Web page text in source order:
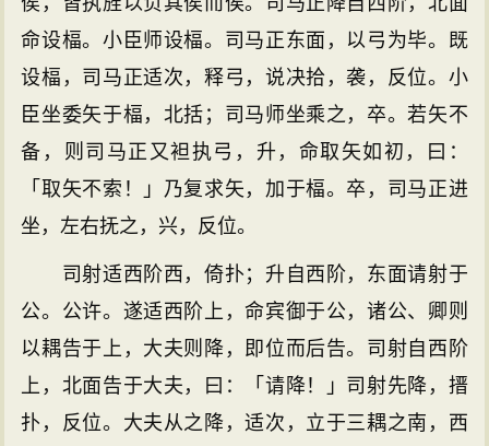
命设楅。小臣师设楅。司马正东面，以弓为毕。既
设楅，司马正适次，释弓，说决拾，袭，反位。小
臣坐委矢于楅，北括；司马师坐乘之，卒。若矢不
备，则司马正又袒执弓，升，命取矢如初，曰：
「取矢不索！」乃复求矢，加于楅。卒，司马正进
坐，左右抚之，兴，反位。
司射适西阶西，倚扑；升自西阶，东面请射于
公。公许。遂适西阶上，命宾御于公，诸公、卿则
以耦告于上，大夫则降，即位而后告。司射自西阶
上，北面告于大夫，曰：「请降！」司射先降，搢
扑，反位。大夫从之降，适次，立于三耦之南，西